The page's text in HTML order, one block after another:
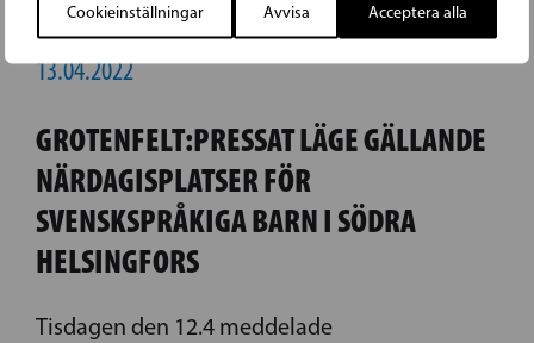
Cookieinställningar Avvisa Acceptera alla
13.04.2022
GROTENFELT:PRESSAT LÄGE GÄLLANDE
NÄRDAGISPLATSER FÖR
SVENSKSPRÅKIGA BARN I SÖDRA
HELSINGFORS
Tisdagen den 12.4 meddelade